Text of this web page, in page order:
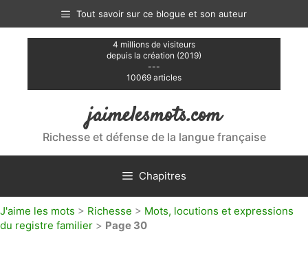
contenu
Tout savoir sur ce blogue et son auteur
4 millions de visiteurs
depuis la création (2019)
---
10069 articles
jaimelesmots.com
Richesse et défense de la langue française
Chapitres
J'aime les mots > Richesse > Mots, locutions et expressions
du registre familier > Page 30